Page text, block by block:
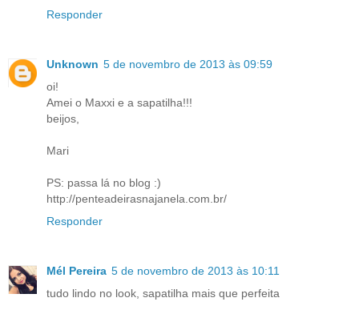
Responder
Unknown 5 de novembro de 2013 às 09:59
oi!
Amei o Maxxi e a sapatilha!!!
beijos,
Mari
PS: passa lá no blog :)
http://penteadeirasnajanela.com.br/
Responder
Mél Pereira 5 de novembro de 2013 às 10:11
tudo lindo no look, sapatilha mais que perfeita